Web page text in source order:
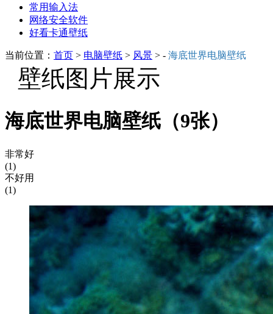
常用输入法
网络安全软件
好看卡通壁纸
当前位置： 首页 > 电脑壁纸 > 风景 > - 海底世界电脑壁纸
壁纸图片展示
海底世界电脑壁纸（9张）
非常好
(1)
不好用
(1)